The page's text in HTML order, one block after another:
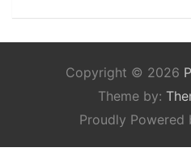
Copyright © 2026
Theme by:
Proudly Powered